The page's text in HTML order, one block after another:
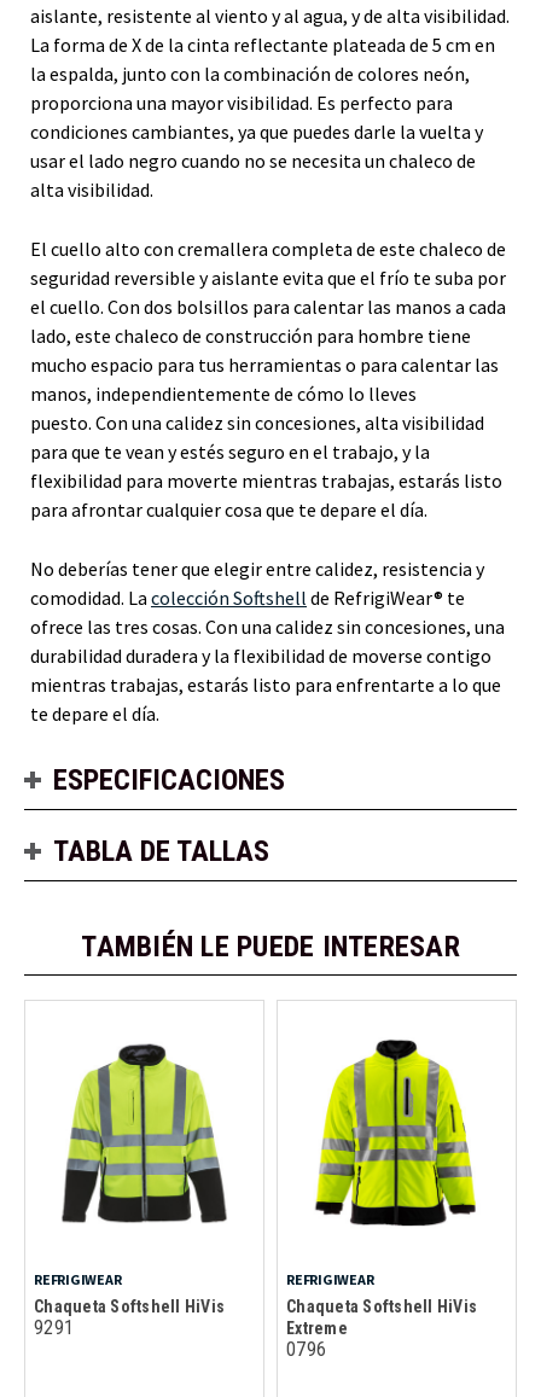
aislante, resistente al viento y al agua, y de alta visibilidad.
La forma de X de la cinta reflectante plateada de 5 cm en
la espalda, junto con la combinación de colores neón,
proporciona una mayor visibilidad. Es perfecto para
condiciones cambiantes, ya que puedes darle la vuelta y
usar el lado negro cuando no se necesita un chaleco de
alta visibilidad.
El cuello alto con cremallera completa de este chaleco de
seguridad reversible y aislante evita que el frío te suba por
el cuello. Con dos bolsillos para calentar las manos a cada
lado, este chaleco de construcción para hombre tiene
mucho espacio para tus herramientas o para calentar las
manos, independientemente de cómo lo lleves
puesto. Con una calidez sin concesiones, alta visibilidad
para que te vean y estés seguro en el trabajo, y la
flexibilidad para moverte mientras trabajas, estarás listo
para afrontar cualquier cosa que te depare el día.
No deberías tener que elegir entre calidez, resistencia y
comodidad. La colección Softshell de RefrigiWear® te
ofrece las tres cosas. Con una calidez sin concesiones, una
durabilidad duradera y la flexibilidad de moverse contigo
mientras trabajas, estarás listo para enfrentarte a lo que
te depare el día.
ESPECIFICACIONES
TABLA DE TALLAS
TAMBIÉN LE PUEDE INTERESAR
REFRIGIWEAR
Chaqueta Softshell HiVis
9291
REFRIGIWEAR
Chaqueta Softshell HiVis
Extreme
0796